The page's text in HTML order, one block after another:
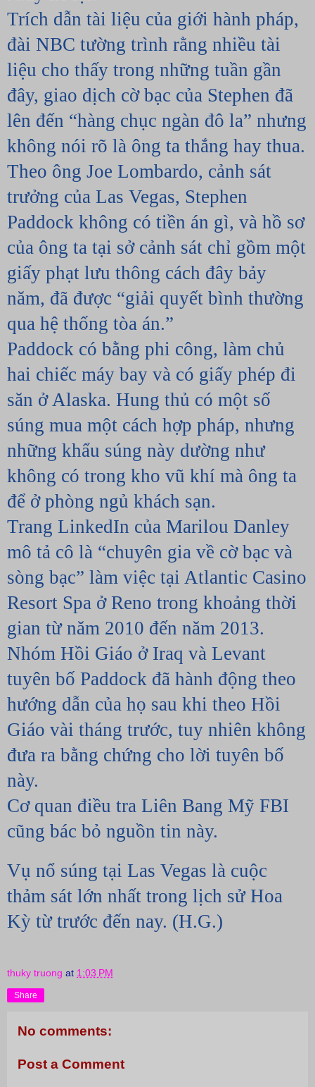
Trích dẫn tài liệu của giới hành pháp,
đài NBC tường trình rằng nhiều tài
liệu cho thấy trong những tuần gần
đây, giao dịch cờ bạc của Stephen đã
lên đến “hàng chục ngàn đô la” nhưng
không nói rõ là ông ta thắng hay thua.
Theo ông Joe Lombardo, cảnh sát
trưởng của Las Vegas, Stephen
Paddock không có tiền án gì, và hồ sơ
của ông ta tại sở cảnh sát chỉ gồm một
giấy phạt lưu thông cách đây bảy
năm, đã được “giải quyết bình thường
qua hệ thống tòa án.”
Paddock có bằng phi công, làm chủ
hai chiếc máy bay và có giấy phép đi
săn ở Alaska. Hung thủ có một số
súng mua một cách hợp pháp, nhưng
những khẩu súng này dường như
không có trong kho vũ khí mà ông ta
để ở phòng ngủ khách sạn.
Trang LinkedIn của Marilou Danley
mô tả cô là “chuyên gia về cờ bạc và
sòng bạc” làm việc tại Atlantic Casino
Resort Spa ở Reno trong khoảng thời
gian từ năm 2010 đến năm 2013.
Nhóm Hồi Giáo ở Iraq và Levant
tuyên bố Paddock đã hành động theo
hướng dẫn của họ sau khi theo Hồi
Giáo vài tháng trước, tuy nhiên không
đưa ra bằng chứng cho lời tuyên bố
này.
Cơ quan điều tra Liên Bang Mỹ FBI
cũng bác bỏ nguồn tin này.
Vụ nổ súng tại Las Vegas là cuộc
thảm sát lớn nhất trong lịch sử Hoa
Kỳ từ trước đến nay. (H.G.)
thuky truong at 1:03 PM
Share
No comments:
Post a Comment